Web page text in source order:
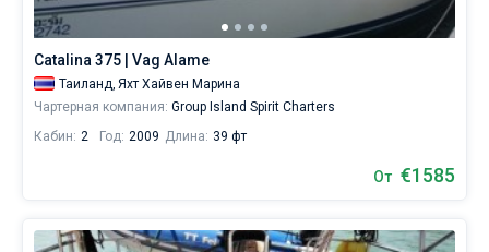
шкипера
чтобы
лично
управлять
судном.
Catalina 375 | Vag Alame
Таиланд, Яхт Хайвен Марина
Чартерная компания: Group Island Spirit Charters
Кабин: 2 Год: 2009 Длина: 39 фт
От €1585
Со шкипером